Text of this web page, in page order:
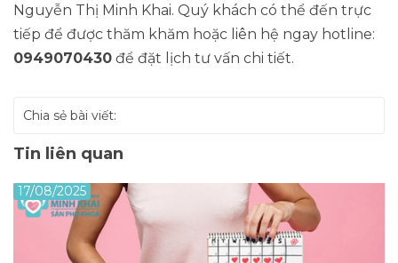
Nguyễn Thị Minh Khai. Quý khách có thể đến trực
tiếp để được thăm khăm hoặc liên hệ ngay hotline:
0949070430 để đặt lịch tư vấn chi tiết.
Chia sẻ bài viết:
Tin liên quan
17/08/2025